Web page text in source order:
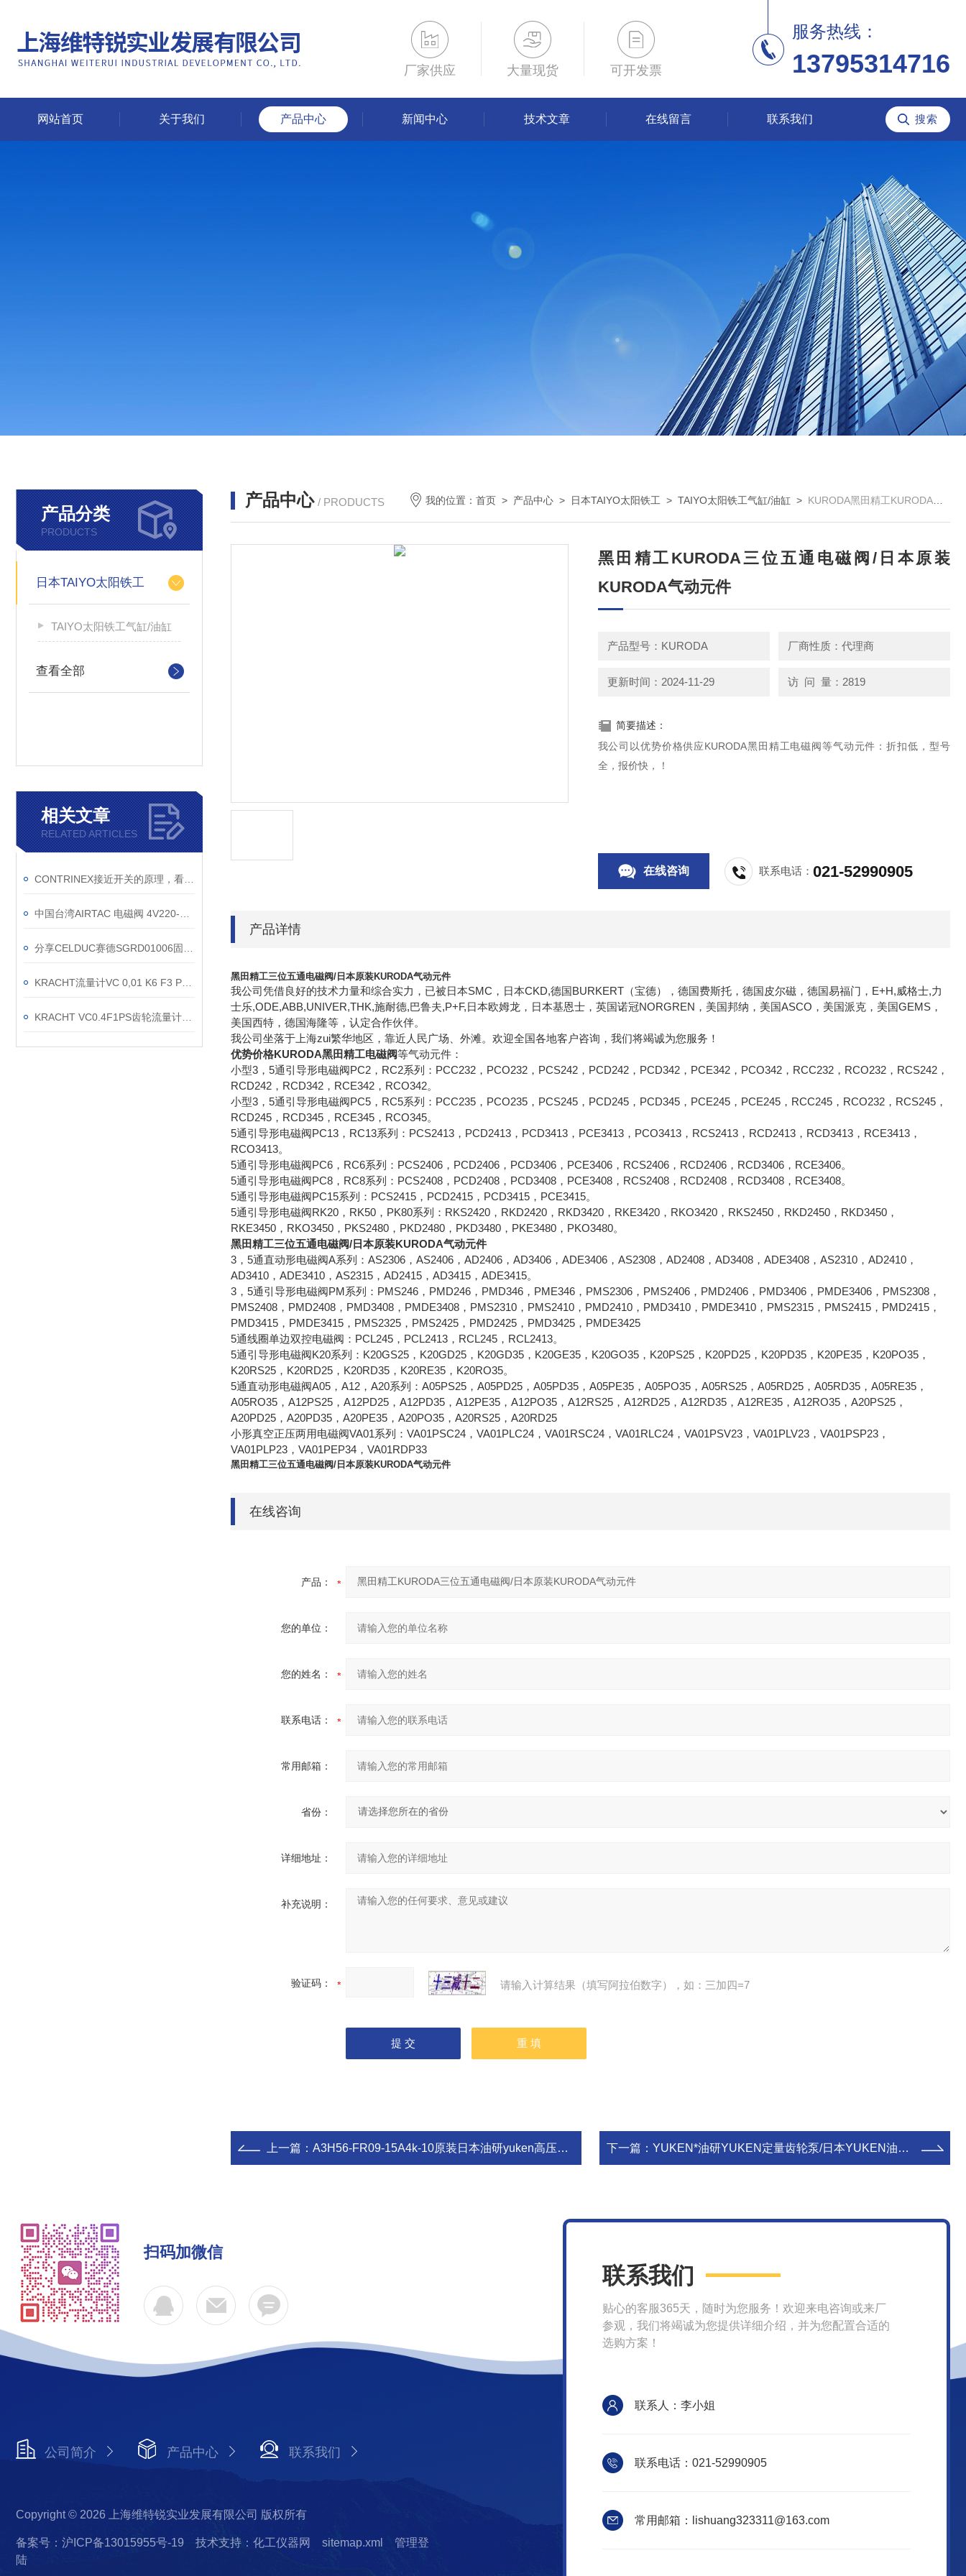
厂家供应 大量现货 可开发票
服务热线：
13795314716
网站首页 关于我们 产品中心 新闻中心 技术文章 在线留言 联系我们
产品分类
PRODUCTS
日本TAIYO太阳铁工
TAIYO太阳铁工气缸/油缸
查看全部
相关文章
RELATED ARTICLES
产品中心 / PRODUCTS 我的位置：首页 > 产品中心 > 日本TAIYO太阳铁工 >TAIYO太阳铁工气缸/油缸 > KURODA黑田精工KURODA三位五通电磁阀/日本原装KURODA气动元件
黑田精工KURODA三位五通电磁阀/日本原装
KURODA气动元件
产品型号：KURODA 厂商性质：代理商
更新时间：2024-11-29 访 问 量：2819
简要描述：
我公司以优势价格供应KURODA黑田精工电磁阀等气动元件：折扣低，型号
全，报价快，！
在线咨询 联系电话：021-52990905
产品详情
黑田精工三位五通电磁阀/日本原装KURODA气动元件
我公司凭借良好的技术力量和综合实力，已被日本SMC，日本CKD,德国BURKERT（宝德），德国费斯托，德国皮尔磁，德国易福门，E+H,威格士,力
士乐,ODE,ABB,UNIVER,THK,施耐德,巴鲁夫,P+F,日本欧姆龙，日本基恩士，英国诺冠NORGREN，美国邦纳，美国ASCO，美国派克，美国GEMS，
美国西特，德国海隆等，认定合作伙伴。
我公司坐落于上海zui繁华地区，靠近人民广场、外滩。欢迎全国各地客户咨询，我们将竭诚为您服务！
优势价格KURODA黑田精工电磁阀等气动元件：
小型3，5通引导形电磁阀PC2，RC2系列：PCC232，PCO232，PCS242，PCD242，PCD342，PCE342，PCO342，RCC232，RCO232，RCS242，
RCD242，RCD342，RCE342，RCO342。
小型3，5通引导形电磁阀PC5，RC5系列：PCC235，PCO235，PCS245，PCD245，PCD345，PCE245，PCE245，RCC245，RCO232，RCS245，
RCD245，RCD345，RCE345，RCO345。
5通引导形电磁阀PC13，RC13系列：PCS2413，PCD2413，PCD3413，PCE3413，PCO3413，RCS2413，RCD2413，RCD3413，RCE3413，
RCO3413。
5通引导形电磁阀PC6，RC6系列：PCS2406，PCD2406，PCD3406，PCE3406，RCS2406，RCD2406，RCD3406，RCE3406。
5通引导形电磁阀PC8，RC8系列：PCS2408，PCD2408，PCD3408，PCE3408，RCS2408，RCD2408，RCD3408，RCE3408。
5通引导形电磁阀PC15系列：PCS2415，PCD2415，PCD3415，PCE3415。
5通引导形电磁阀RK20，RK50，PK80系列：RKS2420，RKD2420，RKD3420，RKE3420，RKO3420，RKS2450，RKD2450，RKD3450，
RKE3450，RKO3450，PKS2480，PKD2480，PKD3480，PKE3480，PKO3480。
黑田精工三位五通电磁阀/日本原装KURODA气动元件
3，5通直动形电磁阀A系列：AS2306，AS2406，AD2406，AD3406，ADE3406，AS2308，AD2408，AD3408，ADE3408，AS2310，AD2410，
AD3410，ADE3410，AS2315，AD2415，AD3415，ADE3415。
3，5通引导形电磁阀PM系列：PMS246，PMD246，PMD346，PME346，PMS2306，PMS2406，PMD2406，PMD3406，PMDE3406，PMS2308，
PMS2408，PMD2408，PMD3408，PMDE3408，PMS2310，PMS2410，PMD2410，PMD3410，PMDE3410，PMS2315，PMS2415，PMD2415，
PMD3415，PMDE3415，PMS2325，PMS2425，PMD2425，PMD3425，PMDE3425
5通线圈单边双控电磁阀：PCL245，PCL2413，RCL245，RCL2413。
5通引导形电磁阀K20系列：K20GS25，K20GD25，K20GD35，K20GE35，K20GO35，K20PS25，K20PD25，K20PD35，K20PE35，K20PO35，
K20RS25，K20RD25，K20RD35，K20RE35，K20RO35。
5通直动形电磁阀A05，A12，A20系列：A05PS25，A05PD25，A05PD35，A05PE35，A05PO35，A05RS25，A05RD25，A05RD35，A05RE35，
A05RO35，A12PS25，A12PD25，A12PD35，A12PE35，A12PO35，A12RS25，A12RD25，A12RD35，A12RE35，A12RO35，A20PS25，
A20PD25，A20PD35，A20PE35，A20PO35，A20RS25，A20RD25
小形真空正压两用电磁阀VA01系列：VA01PSC24，VA01PLC24，VA01RSC24，VA01RLC24，VA01PSV23，VA01PLV23，VA01PSP23，
VA01PLP23，VA01PEP34，VA01RDP33
黑田精工三位五通电磁阀/日本原装KURODA气动元件
在线咨询
产品：
您的单位：
您的姓名：
联系电话：
常用邮箱：
省份：
详细地址：
补充说明：
验证码： 请输入计算结果（填写阿拉伯数字），如：三加四=7
上一篇： A3H56-FR09-15A4k-10原装日本油研yuken高压柱塞泵A3H56-FR09-15A4k-10 下一篇： YUKEN*油研YUKEN定量齿轮泵/日本YUKEN油研液压泵
扫码加微信
公司简介 产品中心 联系我们
Copyright © 2026 上海维特锐实业发展有限公司 版权所有
备案号：沪ICP备13015955号-19 技术支持：化工仪器网 sitemap.xml
管理登
陆
联系我们
贴心的客服365天，随时为您服务！欢迎来电咨询或来厂
参观，我们将竭诚为您提供详细介绍，并为您配置合适的
选购方案！
联系人：李小姐
联系电话：021-52990905
常用邮箱：lishuang323311@163.com